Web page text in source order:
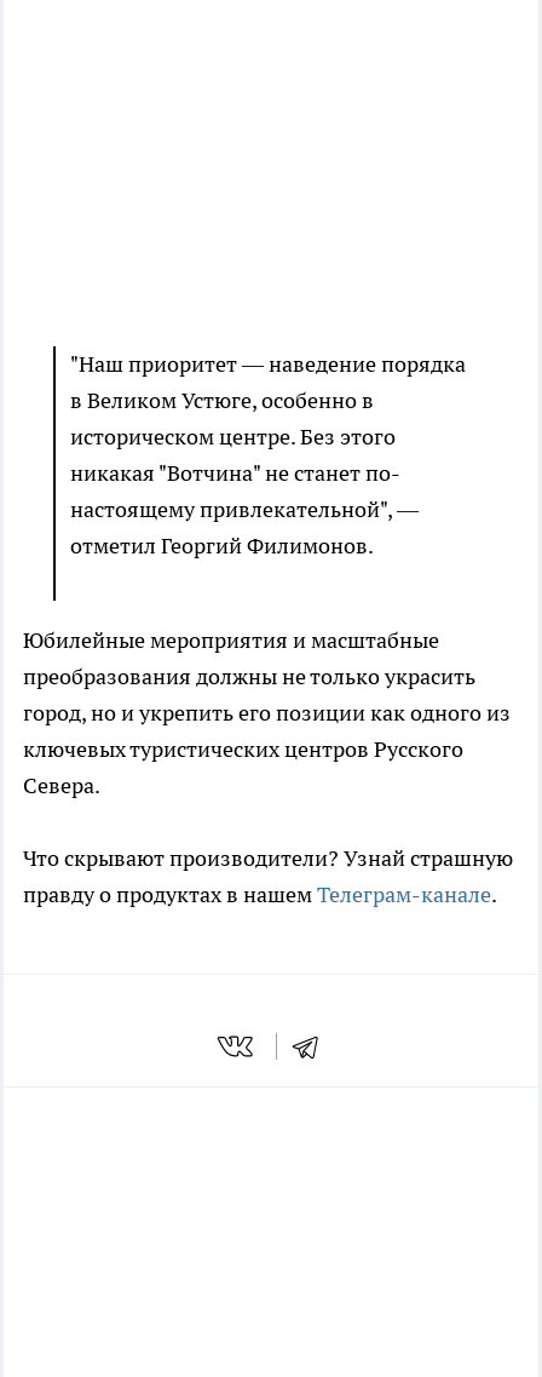
"Наш приоритет — наведение порядка
в Великом Устюге, особенно в
историческом центре. Без этого
никакая "Вотчина" не станет по-
настоящему привлекательной", —
отметил Георгий Филимонов.
Юбилейные мероприятия и масштабные
преобразования должны не только украсить
город, но и укрепить его позиции как одного из
ключевых туристических центров Русского
Севера.
Что скрывают производители? Узнай страшную
правду о продуктах в нашемТелеграм-канале.